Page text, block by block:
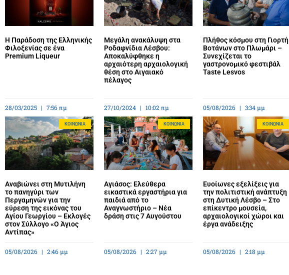
Η Παράδοση της Ελληνικής
Φιλοξενίας σε ένα
Premium Liqueur
28/03/2025 7:56 πμ
Μεγάλη ανακάλυψη στα
Ροδαφνίδια Λέσβου:
Αποκαλύφθηκε η
αρχαιότερη αρχαιολογική
θέση στο Αιγαιακό
πέλαγος
27/10/2024 10:02 πμ
Πλήθος κόσμου στη Γιορτή
Βοτάνων στο Πλωμάρι –
Συνεχίζεται το
γαστρονομικό φεστιβάλ
Taste Lesvos
05/08/2026 3:34 μμ
ΚΟΙΝΩΝΊΑ
Αναβιώνει στη Μυτιλήνη
το πανηγύρι των
Περγαμηνών για την
εύρεση της εικόνας του
Αγίου Γεωργίου – Εκλογές
στον Σύλλογο «Ο Άγιος
Αντίπας»
05/08/2026 2:46 μμ
ΚΟΙΝΩΝΊΑ
Αγιάσος: Ελεύθερα
εικαστικά εργαστήρια για
παιδιά από το
Αναγνωστήριο – Νέα
δράση στις 7 Αυγούστου
05/08/2026 2:27 μμ
ΚΟΙΝΩΝΊΑ
Ευοίωνες εξελίξεις για
την πολιτιστική ανάπτυξη
στη Δυτική Λέσβο – Στο
επίκεντρο μουσεία,
αρχαιολογικοί χώροι και
έργα ανάδειξης
05/08/2026 2:18 μμ